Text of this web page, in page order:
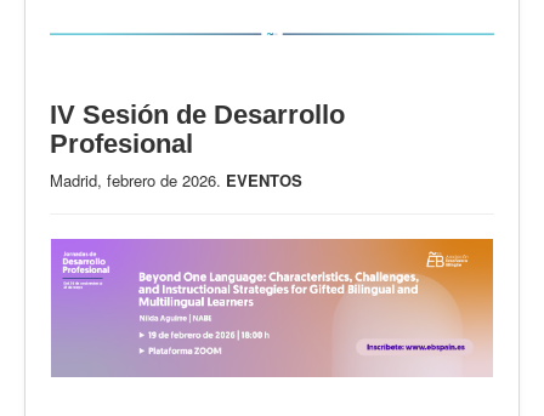
IV Sesión de Desarrollo
Profesional
Madrid, febrero de 2026. EVENTOS